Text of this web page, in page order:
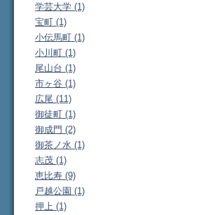
学芸大学 (1)
宝町 (1)
小伝馬町 (1)
小川町 (1)
尾山台 (1)
市ヶ谷 (1)
広尾 (11)
御徒町 (1)
御成門 (2)
御茶ノ水 (1)
志茂 (1)
恵比寿 (9)
戸越公園 (1)
押上 (1)